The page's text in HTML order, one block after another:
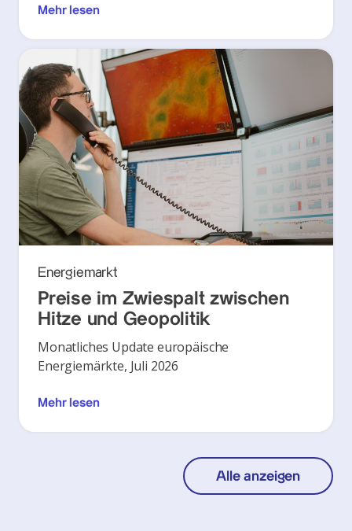
Mehr lesen
Energiemarkt
Preise im Zwiespalt zwischen
Hitze und Geopolitik
Monatliches Update europäische
Energiemärkte, Juli 2026
Mehr lesen
Alle anzeigen